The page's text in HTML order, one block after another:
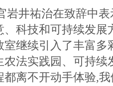
岩井祐治在致辞中
科技和可持续发展
继续引入了丰富多
法实践园、可持续
离不开动手体验,